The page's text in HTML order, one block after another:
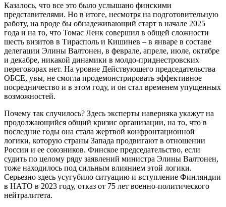
Казалось, что все это было услышано финскими
представителями. Но в итоге, несмотря на подготовительную
работу, на вроде бы обнадеживающий старт в начале 2025
года и на то, что Томас Ленк совершил в общей сложности
шесть визитов в Тирасполь и Кишинев – в январе в составе
делегации Элины Валтонен, в феврале, апреле, июле, октябре
и декабре, никакой динамики в молдо-приднестровских
переговорах нет. На уровне Действующего председательства
ОБСЕ, увы, не смогла продемонстрировать эффективное
посредничество и в этом году, и он стал временем упущенных
возможностей.
Почему так случилось? Здесь эксперты наверняка укажут на
продолжающийся общий кризис организации, на то, что в
последние годы она стала жертвой конфронтационной
логики, которую страны Запада продвигают в отношении
России и ее союзников. Финское председательство, если
судить по целому ряду заявлений министра Элины Валтонен,
тоже находилось под сильным влиянием этой логики.
Серьезно здесь усугубило ситуацию и вступление Финляндии
в НАТО в 2023 году, отказ от 75 лет военно-политического
нейтралитета.